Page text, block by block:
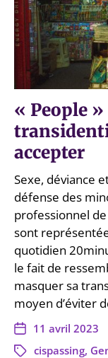
« People
accepter
Sexe, déviance
défense des
professionnel
sont
quotidien
le fait de
masquer sa
moyen d’éviter
11 avril 2023
cispassing,